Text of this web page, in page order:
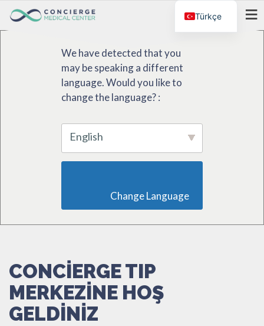
We have detected that you
may be speaking a different
language. Would you like to
change the language? :
English
MENÜ
CONCIERGE TIP
MERKEZINE HOŞ
GELDINIZ
Türkçe